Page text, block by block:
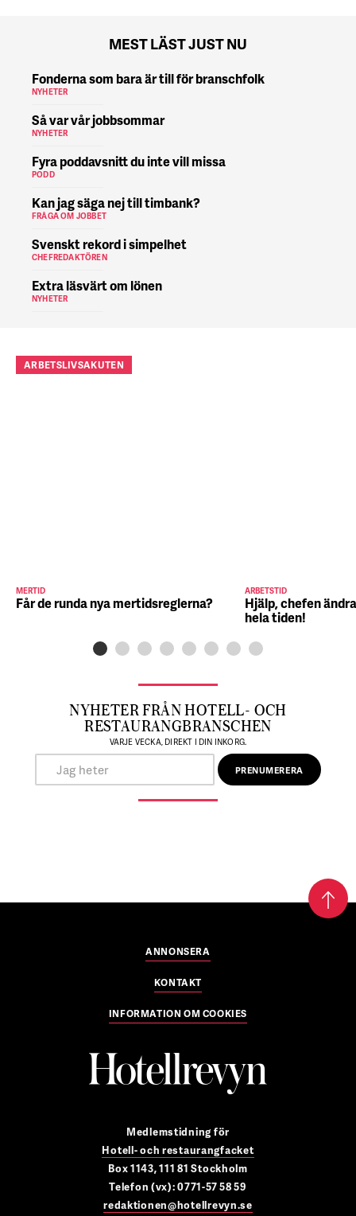
MEST LÄST JUST NU
Fonderna som bara är till för branschfolk
NYHETER
Så var vår jobbsommar
NYHETER
Fyra poddavsnitt du inte vill missa
PODD
Kan jag säga nej till timbank?
FRÅGA OM JOBBET
Svenskt rekord i simpelhet
CHEFREDAKTÖREN
Extra läsvärt om lönen
NYHETER
ARBETSLIVSAKUTEN
MERTID
Får de runda nya mertidsreglerna?
ARBETSTID
Hjälp, chefen
hela tiden!
NYHETER FRÅN HOTELL- OCH
RESTAURANGBRANSCHEN
VARJE VECKA, DIREKT I DIN INKORG.
ANNONSERA
KONTAKT
INFORMATION OM COOKIES
Medlemstidning för
Hotell- och restaurangfacket
Box 1143, 111 81 Stockholm
Telefon (vx): 0771-57 58 59
redaktionen@hotellrevyn.se